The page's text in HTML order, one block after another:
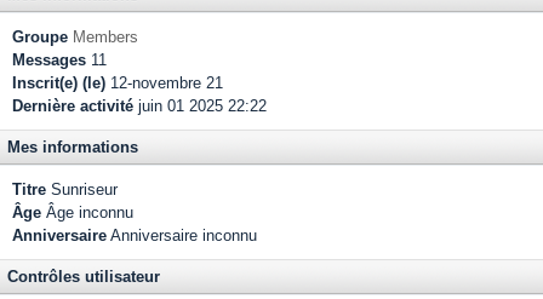
Groupe Members
Messages 11
Inscrit(e) (le) 12-novembre 21
Dernière activité juin 01 2025 22:22
Mes informations
Titre Sunriseur
Âge Âge inconnu
Anniversaire Anniversaire inconnu
Contrôles utilisateur